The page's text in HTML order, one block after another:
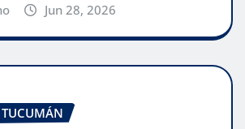
Jun 28, 2026
TUCUMÁN